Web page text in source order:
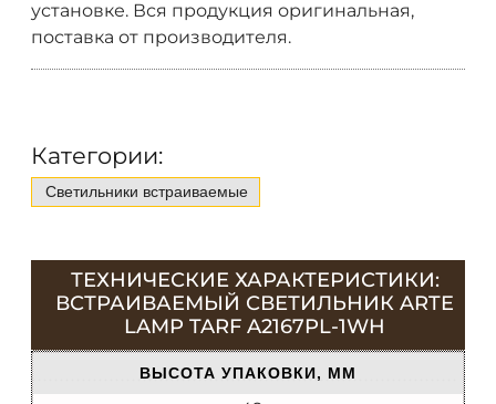
установке. Вся продукция оригинальная,
поставка от производителя.
Категории:
Светильники встраиваемые
ТЕХНИЧЕСКИЕ ХАРАКТЕРИСТИКИ:
ВСТРАИВАЕМЫЙ СВЕТИЛЬНИК ARTE
LAMP TARF A2167PL-1WH
ВЫСОТА УПАКОВКИ, ММ